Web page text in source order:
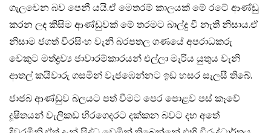
ගැලවෙන බව පෙනී යයි.ඒ මෙතරම් කාලයක් මේ රටේ ආණ්ඩු
කරන ලද කිසිම ආණ්ඩුවක් මේ තරමට බාල්දු වී නැති නිසාය.ඒ
නිසාම ජගත් වීරසිංහ වැනි බරපතල ගණයේ අපරාධකරු
වෙකුට මත්‍ද්‍රව්‍ය ජාවාරම්කාරයන් එල්ලා මැරිය යුතුය වැනි
ආතල් කයිවාරු ගසමින් වැජඹෙන්නට ඉඩ හසර සැලසී තිබේ.
ජාජබ ආණ්ඩුව බලයට පත් වීමට පෙර පොළව පස් කෑවේ
දූෂිතයන් වැලිකඩ හිරගෙදරට දක්කන බවට දහ අතේ